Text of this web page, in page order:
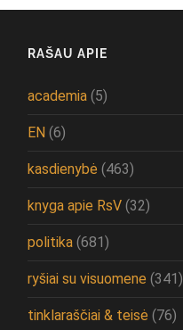
RAŠAU APIE
academia (5)
EN (6)
kasdienybė (463)
knyga apie RsV (32)
politika (681)
ryšiai su visuomene (341)
tinklaraščiai & teisė (76)